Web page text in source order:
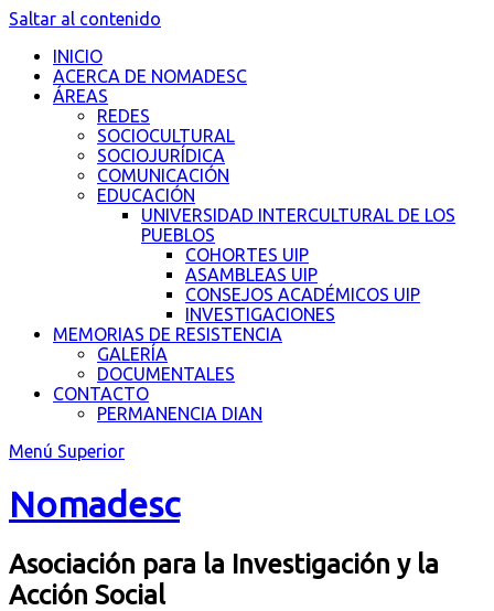
Saltar al contenido
INICIO
ACERCA DE NOMADESC
ÁREAS
REDES
SOCIOCULTURAL
SOCIOJURÍDICA
COMUNICACIÓN
EDUCACIÓN
UNIVERSIDAD INTERCULTURAL DE LOS
PUEBLOS
COHORTES UIP
ASAMBLEAS UIP
CONSEJOS ACADÉMICOS UIP
INVESTIGACIONES
MEMORIAS DE RESISTENCIA
GALERÍA
DOCUMENTALES
CONTACTO
PERMANENCIA DIAN
Menú Superior
Nomadesc
Asociación para la Investigación y la
Acción Social